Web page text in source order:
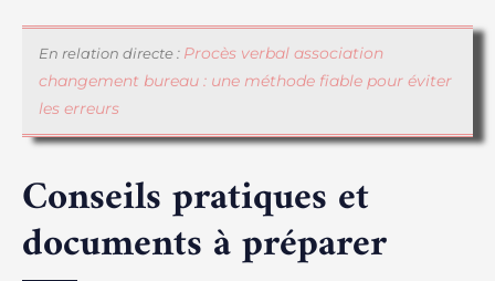
En relation directe : Procès verbal association
changement bureau : une méthode fiable pour éviter
les erreurs
Conseils pratiques et
documents à préparer